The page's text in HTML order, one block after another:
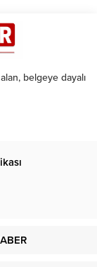
belgeye dayalı